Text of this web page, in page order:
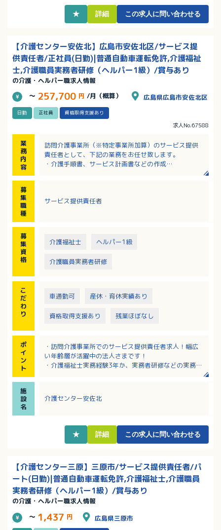
円／月アップ！
★ 詳細 この求人に問い合わせる
【介護センター安佐北】広島市安佐北区/サービス提
供責任者/正社員(日勤)|普通自動車運転免許,介護福祉
士,介護職員実務者研修（ヘルパー1級）/賞与あり
の介護・ヘルパー職求人情報
～ 257,700 円 /月（概算） 広島県広島市安佐北区
日勤 正社員 資格取得支援あり
求人No.67588
業
務
内
容
訪問介護事業所（※特定事業所加算）のサービス提供
責任者として、下記の業務をお任せ致します。
・介護手順書、サービス計画書などの作成
・スタッフの行動管理、統括
募
集
職
種
サービス提供責任者
募
集
資
格
介護福祉士 ヘルパー1級
介護職員実務者研修
こ
だ
わ
り
車通勤可 産休・育休実績あり
資格取得支援あり 残業ほぼなし
ポ
イ
ン
ト
・訪問介護事業所でのサービス提供責任者求人！幅広
い年齢層が活躍中の法人さまです！
・介護福祉士実務経験3年か、実務者研修などの実務経
ップも目指せます！
・産育休からの復職率100％。働きやすい環境です！
施
設
名
介護センター安佐北
★ 詳細 この求人に問い合わせる
【介護センター三原】三原市/サービス提供責任者/パ
ート(日勤)|普通自動車運転免許,介護福祉士,介護職員
実務者研修（ヘルパー1級）/賞与あり
の介護・ヘルパー職求人情報
～ 1,437 円 広島県三原市